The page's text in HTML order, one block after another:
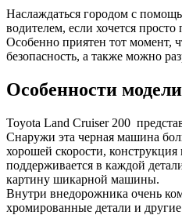
Наслаждаться городом с
водителем, если хочется
Особенно приятен тот момент,
безопасность, а также можно
Особенности
Toyota Land Cruiser 200
Снаружи эта черная машина
хорошей скорости,
поддерживается в каждой
картину шикарной машины.
Внутри внедорожника очень
хромированные детали и